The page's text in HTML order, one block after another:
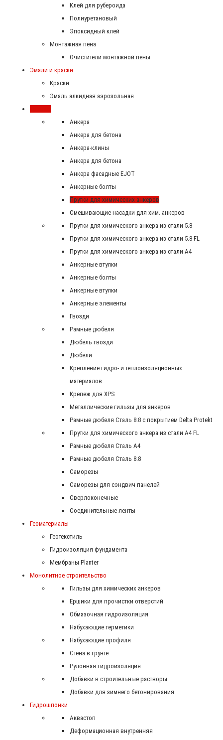
Клей для рубероида
Полиуретановый
Эпоксидный клей
Монтажная пена
Очистители монтажной пены
Эмали и краски
Краски
Эмаль алкидная аэрозольная
Анкера
Анкера для бетона
Анкера-клины
Анкера для бетона
Анкера фасадные EJOT
Анкерные болты
Прутки для химических анкеров
Смешивающие насадки для хим. анкеров
Прутки для химического анкера из стали 5.8
Прутки для химического анкера из стали 5.8 FL
Прутки для химического анкера из стали А4
Анкерные втулки
Анкерные болты
Анкерные втулки
Анкерные элементы
Гвозди
Рамные дюбеля
Дюбель гвозди
Дюбели
Крепление гидро- и теплоизоляционных
материалов
Крепеж для XPS
Металлические гильзы для анкеров
Рамные дюбеля Сталь 8.8 с покрытием Delta Protekt
Прутки для химического анкера из стали А4 FL
Рамные дюбеля Сталь A4
Рамные дюбеля Сталь 8.8
Саморезы
Саморезы для сэндвич панелей
Сверлоконечные
Соединительные ленты
Геоматериалы
Геотекстиль
Гидроизоляция фундамента
Мембраны Planter
Монолитное строительство
Гильзы для химических анкеров
Ершики для прочистки отверстий
Обмазочная гидроизоляция
Набухающие герметики
Набухающие профиля
Стена в грунте
Рулонная гидроизоляция
Добавки в строительные растворы
Добавки для зимнего бетонирования
Гидрошпонки
Аквастоп
Деформационная внутренняя